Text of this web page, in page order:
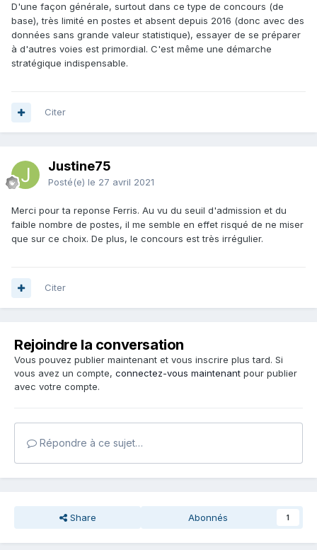
D'une façon générale, surtout dans ce type de concours (de
base), très limité en postes et absent depuis 2016 (donc avec des
données sans grande valeur statistique), essayer de se préparer
à d'autres voies est primordial. C'est même une démarche
stratégique indispensable.
Citer
Justine75
Posté(e) le 27 avril 2021
Merci pour ta reponse Ferris. Au vu du seuil d'admission et du
faible nombre de postes, il me semble en effet risqué de ne miser
que sur ce choix. De plus, le concours est très irrégulier.
Citer
Rejoindre la conversation
Vous pouvez publier maintenant et vous inscrire plus tard. Si
vous avez un compte, connectez-vous maintenant pour publier
avec votre compte.
Répondre à ce sujet…
Share Abonnés 1